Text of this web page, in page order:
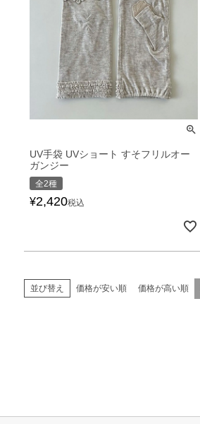
UV手袋 UVショート すそフリルオー
ガンジー
全2種
¥2,420税込
並び替え 価格が安い順 価格が高い順